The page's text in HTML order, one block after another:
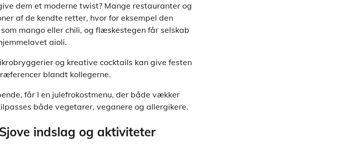
dem et moderne twist? Mange restauranter og
af de kendte retter, hvor for eksempel den
mango eller chili, og flæskestegen får selskab
aioli.
og kreative cocktails kan give festen
blandt kollegerne.
får I en julefrokostmenu, der både vækker
både vegetarer, veganere og allergikere.
indslag og aktiviteter